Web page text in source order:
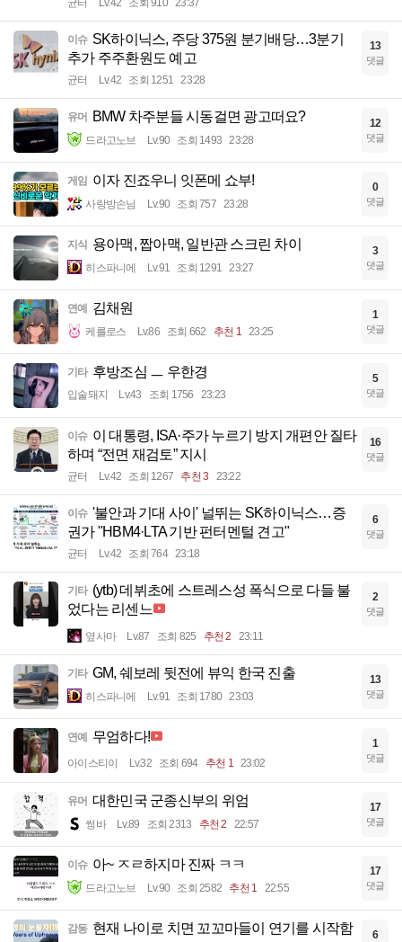
이슈 SK하이닉스, 주당 375원 분기배당…3분기
추가 주주환원도 예고
균터 Lv.42 조회 1251 23:28
13
댓글
유머 BMW 차주분들 시동걸면 광고떠요?
드라고노브 Lv.90 조회 1493 23:28
12
댓글
게임 이자 진죠우니 잇폰메 쇼부!
사랑방손님 Lv.90 조회 757 23:28
0
댓글
지식 용아맥, 짭아맥, 일반관 스크린 차이
히스파니에 Lv.91 조회 1291 23:27
3
댓글
연예 김채원
케를로스 Lv.86 조회 662 추천 1 23:25
1
댓글
기타 후방조심 ㅡ 우한경
입술돼지 Lv.43 조회 1756 23:23
5
댓글
이슈 이 대통령, ISA·주가 누르기 방지 개편안 질타
하며 “전면 재검토” 지시
균터 Lv.42 조회 1267 추천 3 23:22
16
댓글
이슈 '불안과 기대 사이' 널뛰는 SK하이닉스…증
권가 "HBM4·LTA 기반 펀터멘털 견고"
균터 Lv.42 조회 764 23:18
6
댓글
기타 (ytb) 데뷔초에 스트레스성 폭식으로 다들 불
었다는 리센느
옆사마 Lv.87 조회 825 추천 2 23:11
2
댓글
기타 GM, 쉐보레 뒷전에 뷰익 한국 진출
히스파니에 Lv.91 조회 1780 23:03
13
댓글
연예 무엄하다!
아이스티이 Lv.32 조회 694 추천 1 23:02
1
댓글
유머 대한민국 군종신부의 위엄
썽바 Lv.89 조회 2313 추천 2 22:57
17
댓글
이슈 아~ ㅈㄹ하지마 진짜 ㅋㅋ
드라고노브 Lv.90 조회 2582 추천 1 22:55
17
댓글
감동 현재 나이로 치면 꼬꼬마들이 연기를 시작함 6